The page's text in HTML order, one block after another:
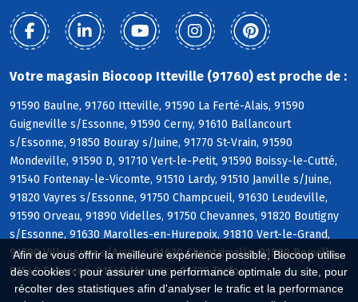
Afin de vous offrir la meilleure expérience possible, Biocoop utilise
des cookies : pour assurer une performance optimale du site, pour
récolter des statistiques afin d'analyser le trafic et la performance
Votre magasin Biocoop Itteville (91760) est proche de :
91590 Baulne, 91760 Itteville, 91590 La Ferté-Alais, 91590
Guigneville s/Essonne, 91590 Cerny, 91610 Ballancourt
s/Essonne, 91850 Bouray s/Juine, 91770 St-Vrain, 91590
Mondeville, 91590 D, 91710 Vert-le-Petit, 91590 Boissy-le-Cutté,
91540 Fontenay-le-Vicomte, 91510 Lardy, 91510 Janville s/Juine,
91820 Vayres s/Essonne, 91750 Champcueil, 91630 Leudeville,
91590 Orveau, 91890 Videlles, 91750 Chevannes, 91820 Boutigny
s/Essonne, 91630 Marolles-en-Hurepoix, 91810 Vert-le-Grand,
91580 Villeneuve s/Auvers, 91630 Cheptainville, 91880 Bouville,
91540 Echarcon, 91540 Mennecy, 91730 Torfou